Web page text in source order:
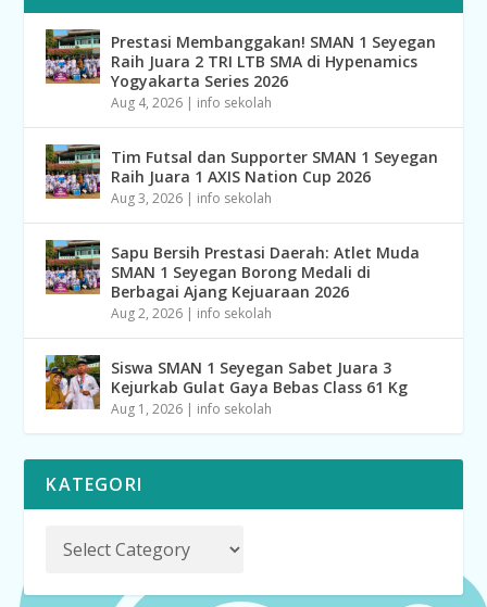
Prestasi Membanggakan! SMAN 1 Seyegan
Raih Juara 2 TRI LTB SMA di Hypenamics
Yogyakarta Series 2026
Aug 4, 2026 | info sekolah
Tim Futsal dan Supporter SMAN 1 Seyegan
Raih Juara 1 AXIS Nation Cup 2026
Aug 3, 2026 | info sekolah
Sapu Bersih Prestasi Daerah: Atlet Muda
SMAN 1 Seyegan Borong Medali di
Berbagai Ajang Kejuaraan 2026
Aug 2, 2026 | info sekolah
Siswa SMAN 1 Seyegan Sabet Juara 3
Kejurkab Gulat Gaya Bebas Class 61 Kg
Aug 1, 2026 | info sekolah
KATEGORI